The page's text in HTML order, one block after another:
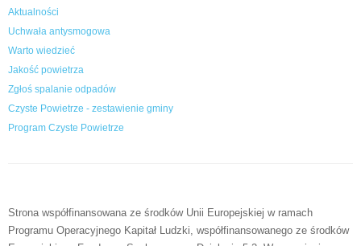
Aktualności
Uchwała antysmogowa
Warto wiedzieć
Jakość powietrza
Zgłoś spalanie odpadów
Czyste Powietrze - zestawienie gminy
Program Czyste Powietrze
Strona współfinansowana ze środków Unii Europejskiej w ramach
Programu Operacyjnego Kapitał Ludzki, współfinansowanego ze środków